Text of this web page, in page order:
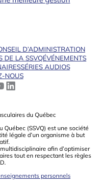
D’ADMINISTRATION
DE LA SSVQÉVÉNEMENTS
SÉRIES AUDIOS
NOUS
du Québec
Québec (SSVQ) est une société
légale d’un organisme à but
aﬁn d’optimiser
tout en respectant les règles
personnels